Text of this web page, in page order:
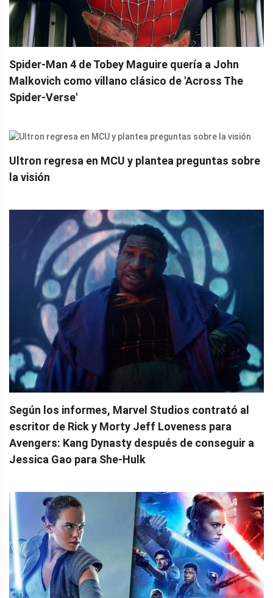
Spider-Man 4 de Tobey Maguire quería a John
Malkovich como villano clásico de 'Across The
Spider-Verse'
Ultron regresa en MCU y plantea preguntas sobre
la visión
Según los informes, Marvel Studios contrató al
escritor de Rick y Morty Jeff Loveness para
Avengers: Kang Dynasty después de conseguir a
Jessica Gao para She-Hulk